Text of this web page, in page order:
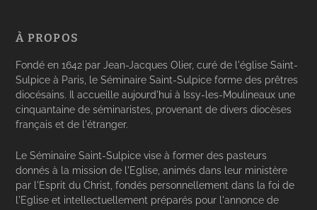
À PROPOS
Fondé en 1642 par Jean-Jacques Olier, curé de l'église Saint-
Sulpice à Paris, le Séminaire Saint-Sulpice forme des prêtres
diocésains. Il accueille aujourd'hui à Issy-les-Moulineaux une
cinquantaine de séminaristes, provenant de divers diocèses
français et de l'étranger.
Le Séminaire Saint-Sulpice vise à former des pasteurs
donnés à la mission de l'Eglise, animés dans leur ministère
par l'Esprit du Christ, fondés personnellement dans la foi de
l'Eglise et intellectuellement préparés pour l'annonce de